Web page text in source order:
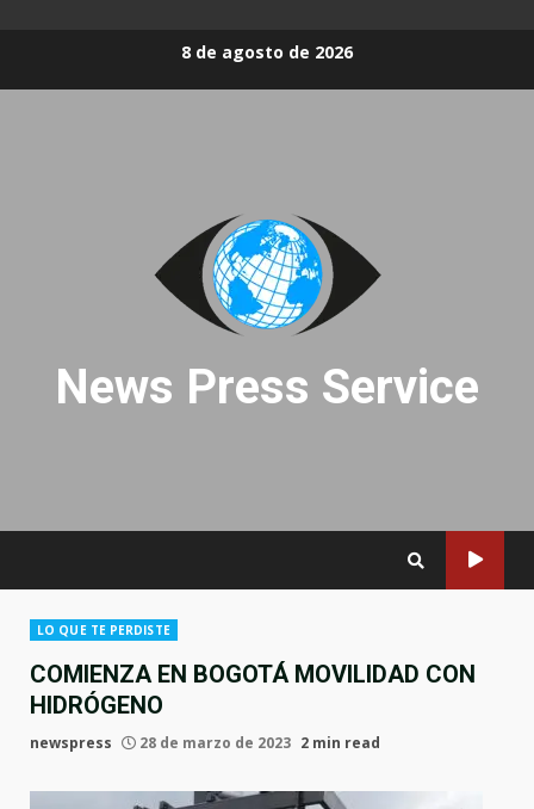
8 de agosto de 2026
News Press Service
LO QUE TE PERDISTE
COMIENZA EN BOGOTÁ MOVILIDAD CON
HIDRÓGENO
newspress 28 de marzo de 2023 2 min read